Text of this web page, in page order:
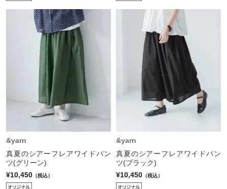
&yarn
真夏のシアーフレアワイドパン
ツ(グリーン)
¥10,450 （税込）
&yarn
真夏のシアーフレアワイドパン
ツ(ブラック)
¥10,450 （税込）